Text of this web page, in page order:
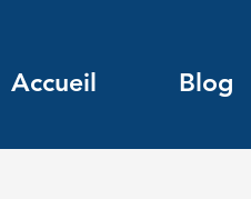
Accueil Blog